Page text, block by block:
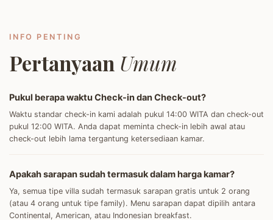
INFO PENTING
Pertanyaan Umum
Pukul berapa waktu Check-in dan Check-out?
Waktu standar check-in kami adalah pukul 14:00 WITA dan check-out
pukul 12:00 WITA. Anda dapat meminta check-in lebih awal atau
check-out lebih lama tergantung ketersediaan kamar.
Apakah sarapan sudah termasuk dalam harga kamar?
Ya, semua tipe villa sudah termasuk sarapan gratis untuk 2 orang
(atau 4 orang untuk tipe family). Menu sarapan dapat dipilih antara
Continental, American, atau Indonesian breakfast.